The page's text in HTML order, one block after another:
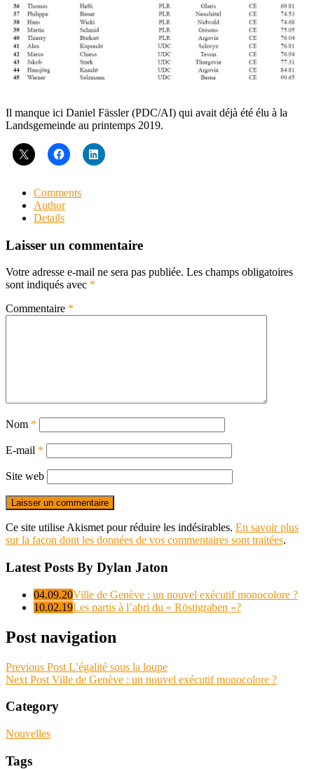
Il manque ici Daniel Fässler (PDC/AI) qui avait déjà été élu à la
Landsgemeinde au printemps 2019.
Comments
Author
Details
Laisser un commentaire
Votre adresse e-mail ne sera pas publiée. Les champs obligatoires
sont indiqués avec *
Commentaire *
Nom *
E-mail *
Site web
Ce site utilise Akismet pour réduire les indésirables. En savoir plus
sur la façon dont les données de vos commentaires sont traitées.
Latest Posts By Dylan Jaton
04.09.20Ville de Genève : un nouvel exécutif monocolore ?
10.02.19Les partis à l’abri du « Röstigraben »?
Post navigation
Previous Post L’égalité sous la loupe
Next Post Ville de Genève : un nouvel exécutif monocolore ?
Category
Nouvelles
Tags